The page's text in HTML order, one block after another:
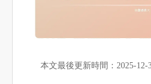
本文最後更新時間：2025-12-